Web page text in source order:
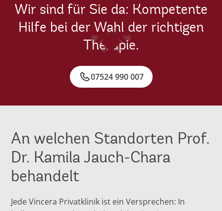
Wir sind für Sie da: Kompetente
Hilfe bei der Wahl der richtigen
Therapie.
07524 990 007
An welchen Standorten Prof.
Dr. Kamila Jauch-Chara
behandelt
Jede Vincera Privatklinik ist ein Versprechen: In